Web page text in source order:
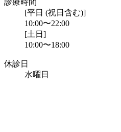
診療時間
[平日 (祝日含む)]
10:00〜22:00
[土日]
10:00〜18:00
休診日
水曜日